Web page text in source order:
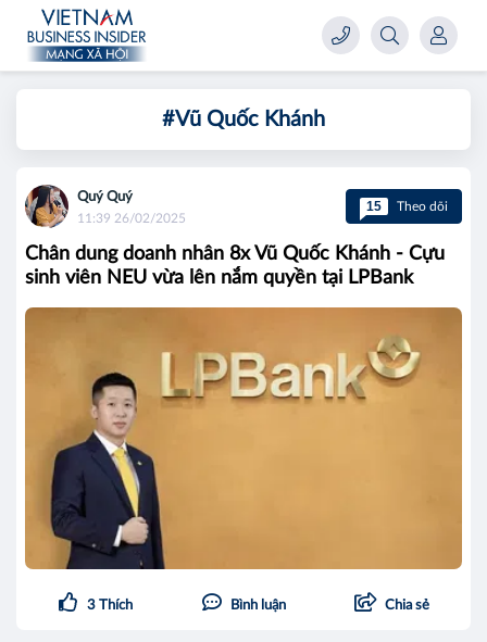
#Vũ Quốc Khánh
Quý Quý
11:39 26/02/2025
15 Theo dõi
Chân dung doanh nhân 8x Vũ Quốc Khánh - Cựu
sinh viên NEU vừa lên nắm quyền tại LPBank
3 Thích Bình luận Chia sẻ